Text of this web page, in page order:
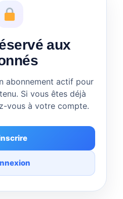
aux
abonnement actif pour
Si vous êtes déjà
vous à votre compte.